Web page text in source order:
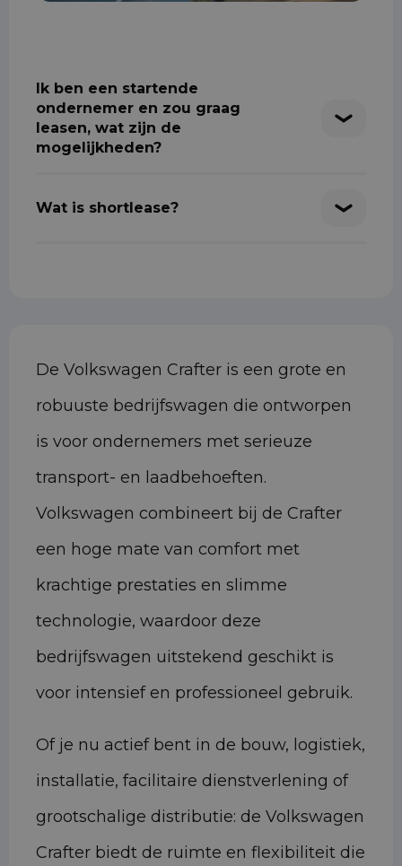
Ik ben een startende
ondernemer en zou graag
leasen, wat zijn de
mogelijkheden?
Wat is shortlease?
De Volkswagen Crafter is een grote en
robuuste bedrijfswagen die ontworpen
is voor ondernemers met serieuze
transport- en laadbehoeften.
Volkswagen combineert bij de Crafter
een hoge mate van comfort met
krachtige prestaties en slimme
technologie, waardoor deze
bedrijfswagen uitstekend geschikt is
voor intensief en professioneel gebruik.
Of je nu actief bent in de bouw, logistiek,
installatie, facilitaire dienstverlening of
grootschalige distributie: de Volkswagen
Crafter biedt de ruimte en flexibiliteit die